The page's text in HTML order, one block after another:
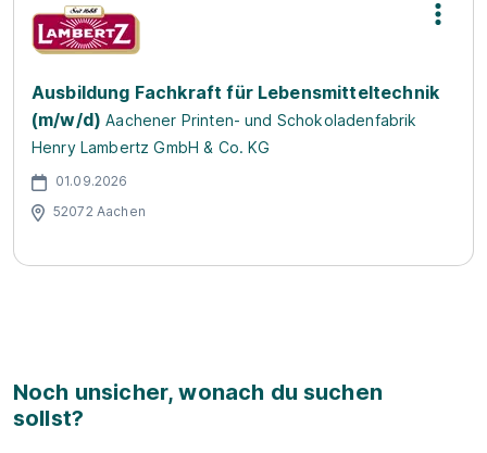
Ausbildung Fachkraft für Lebensmitteltechnik
(m/w/d) Aachener Printen- und Schokoladenfabrik
Henry Lambertz GmbH & Co. KG
01.09.2026
52072 Aachen
Noch unsicher, wonach du suchen
sollst?